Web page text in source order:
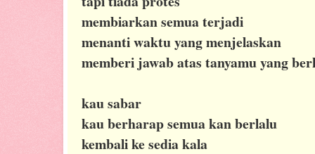
membiarkan semua terjadi
menanti waktu yang menjelaskan
memberi jawab atas tanyamu yang
kau sabar
kau berharap semua kan berlalu
kembali ke sedia kala